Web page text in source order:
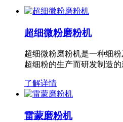
超细微粉磨粉机
超细微粉磨粉机是一种细
超细粉的生产而研发制造
了解详情
雷蒙磨粉机